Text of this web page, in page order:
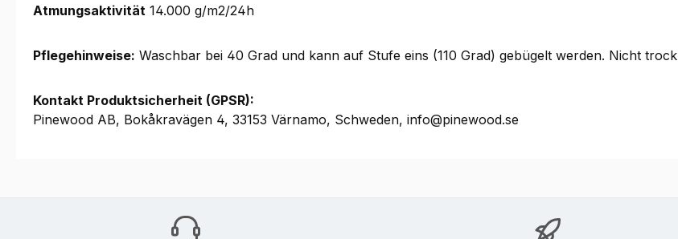
Atmungsaktivität 14.000 g/m2/24h
Pflegehinweise: Waschbar bei 40 Grad und kann auf Stufe eins (110 Grad) gebügelt werden. Nicht
Kontakt Produktsicherheit (GPSR):
Pinewood AB, Bokåkravägen 4, 33153 Värnamo, Schweden, info@pinewood.se